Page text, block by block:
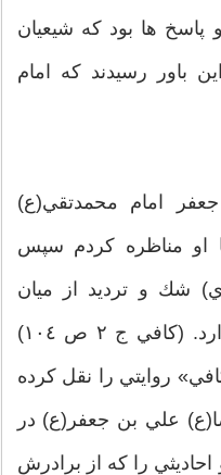
و پاسخ ها بود كه شيعيان
باور رسيدند كه امام
امام محمدتقي(ع)
او مناظره كردم سپس
شك و ترديد از ميان
رفت. پدرم جز من فرزندي ندارد. (كافي ج ٢ ص ١٠٤)
روايتي را نقل كرده
علي بن جعفر(ع) در
را كه از برادرش